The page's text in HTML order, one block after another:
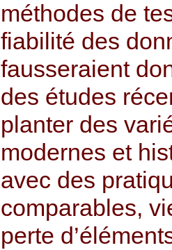
méthodes de
fiabilité des
fausseraient
des études
planter des
modernes et
avec des
comparables,
perte